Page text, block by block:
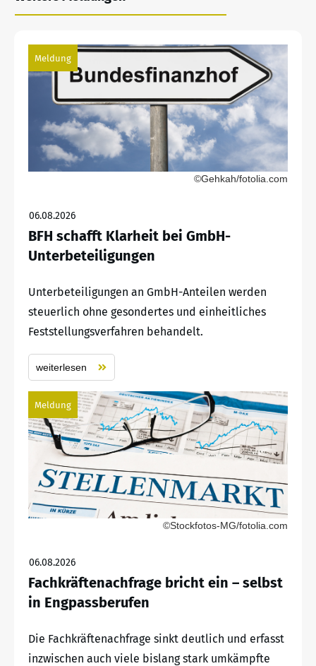
Meldung
©Gehkah/fotolia.com
06.08.2026
BFH schafft Klarheit bei GmbH-
Unterbeteiligungen
Unterbeteiligungen an GmbH-Anteilen werden
steuerlich ohne gesondertes und einheitliches
Feststellungsverfahren behandelt.
weiterlesen
Meldung
©Stockfotos-MG/fotolia.com
06.08.2026
Fachkräftenachfrage bricht ein – selbst
in Engpassberufen
Die Fachkräftenachfrage sinkt deutlich und erfasst
inzwischen auch viele bislang stark umkämpfte